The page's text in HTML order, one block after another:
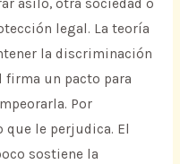
asilo, otra sociedad o
legal. La teoría
la discriminación
firma un pacto para
Por
le perjudica. El
sostiene la